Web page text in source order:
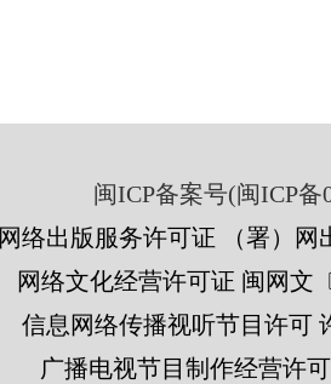
闽ICP备案号(闽ICP备
网络出版服务许可证 （署）网
网络文化经营许可证 闽网文
信息网络传播视听节目许可
广播电视节目制作经营许